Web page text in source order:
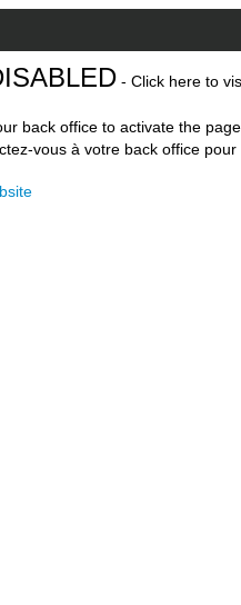
- Click here to
back office to activate the
vous à votre back office